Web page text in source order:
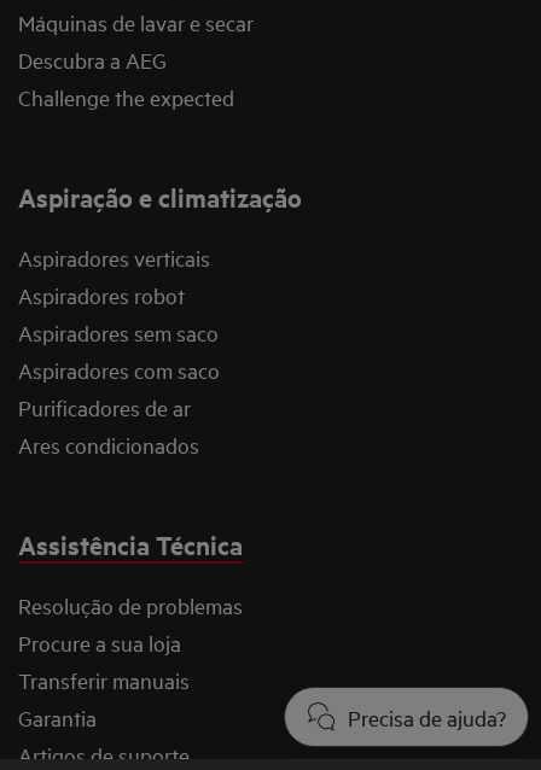
Precisa de ajuda?
Máquinas de lavar e secar
Descubra a AEG
Challenge the expected
Aspiração e climatização
Aspiradores verticais
Aspiradores robot
Aspiradores sem saco
Aspiradores com saco
Purificadores de ar
Ares condicionados
Assistência Técnica
Resolução de problemas
Procure a sua loja
Transferir manuais
Garantia
Artigos de suporte